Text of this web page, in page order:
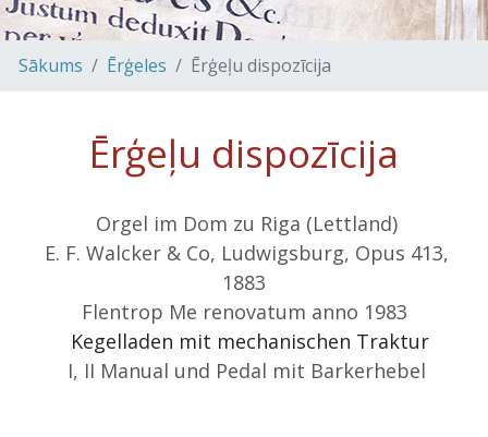
Sākums Ērģeles Ērģeļu dispozīcija
Ērģeļu dispozīcija
Orgel im Dom zu Riga (Lettland)
E. F. Walcker & Co, Ludwigsburg, Opus 413,
1883
Flentrop Me renovatum anno 1983
Kegelladen mit mechanischen Traktur
I, II Manual und Pedal mit Barkerhebel